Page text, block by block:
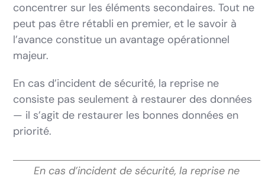
concentrer sur les éléments secondaires. Tout ne
peut pas être rétabli en premier, et le savoir à
l’avance constitue un avantage opérationnel
majeur.
En cas d’incident de sécurité, la reprise ne
consiste pas seulement à restaurer des données
— il s’agit de restaurer les bonnes données en
priorité.
En cas d’incident de sécurité, la reprise ne